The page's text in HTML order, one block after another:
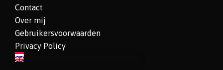
Contact
Over mij
Gebruikersvoorwaarden
Privacy Policy